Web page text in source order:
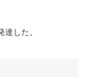
した。